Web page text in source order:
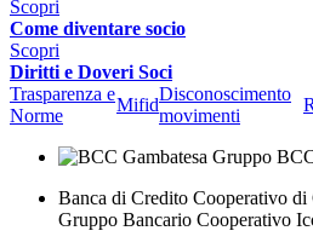
Scopri
Come diventare socio
Scopri
Diritti e Doveri Soci
Trasparenza e
Norme
Mifid
Disconoscimento
movimenti
Banca di Credito Cooperativo di
Gruppo Bancario Cooperativo